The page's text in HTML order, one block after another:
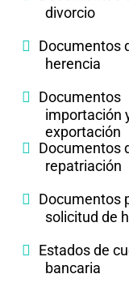
divorcio
Documentos
herencia
Documentos
importación
exportación
Documentos
repatriación
Documentos
solicitud de
Estados de
bancaria